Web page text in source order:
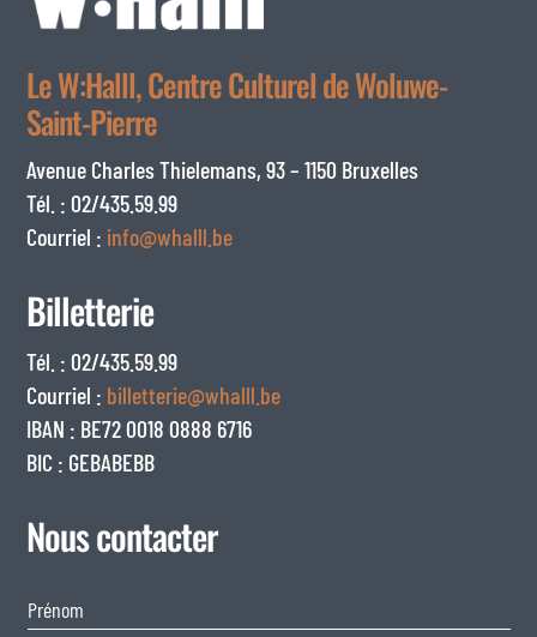
Le W:Halll, Centre Culturel de Woluwe-
Saint-Pierre
Avenue Charles Thielemans, 93 – 1150 Bruxelles
Tél. : 02/435.59.99
Courriel : info@whalll.be
Billetterie
Tél. : 02/435.59.99
Courriel : billetterie@whalll.be
IBAN : BE72 0018 0888 6716
BIC : GEBABEBB
Nous contacter